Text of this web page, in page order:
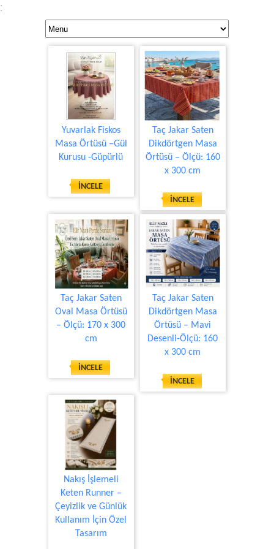
:
Yuvarlak Fiskos
Masa Örtüsü –Gül
Kurusu -Güpürlü
İNCELE
Taç Jakar Saten
Dikdörtgen Masa
Örtüsü – Ölçü: 160
x 300 cm
İNCELE
Taç Jakar Saten
Oval Masa Örtüsü
– Ölçü: 170 x 300
cm
İNCELE
Taç Jakar Saten
Dikdörtgen Masa
Örtüsü – Mavi
Desenli-Ölçü: 160
x 300 cm
İNCELE
Nakış İşlemeli
Keten Runner –
Çeyizlik ve Günlük
Kullanım İçin Özel
Tasarım